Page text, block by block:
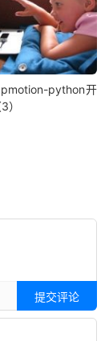
python开
）
提交评论